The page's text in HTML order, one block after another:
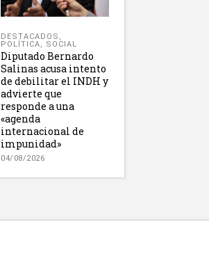
DESTACADOS ,
POLÍTICA, SOCIAL
Diputado Bernardo
Salinas acusa intento
de debilitar el INDH y
advierte que
responde a una
«agenda
internacional de
impunidad»
04/08/2026